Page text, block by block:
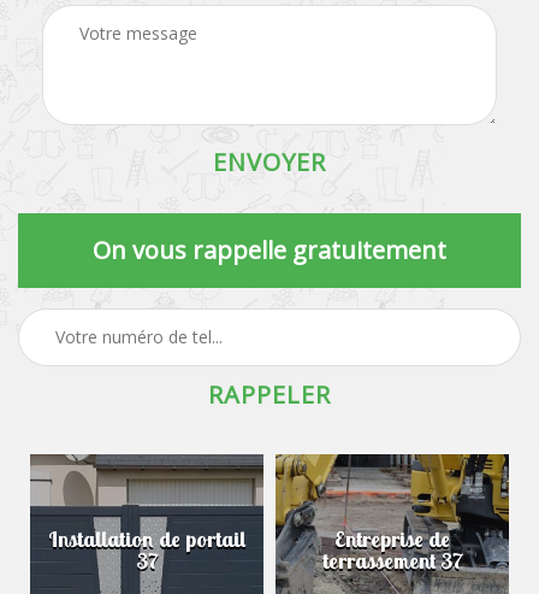
On vous rappelle gratuitement
Installation de portail
37
Entreprise de
terrassement 37